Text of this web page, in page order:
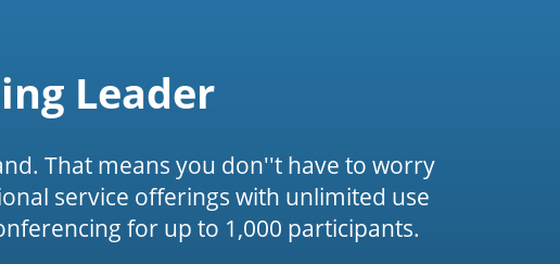
Leader
That means you don''t have to worry
service offerings with unlimited use
for up to 1,000 participants.